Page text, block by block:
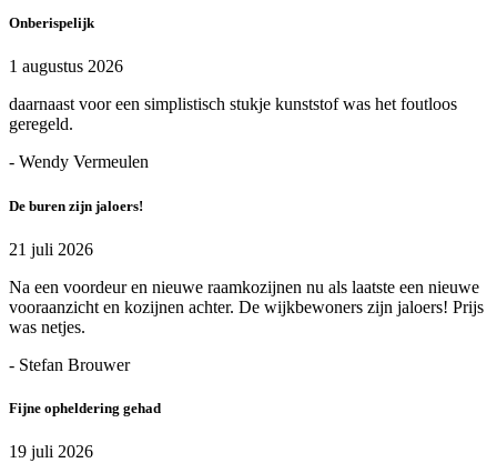
Onberispelijk
1 augustus 2026
daarnaast voor een simplistisch stukje kunststof was het foutloos
geregeld.
- Wendy Vermeulen
De buren zijn jaloers!
21 juli 2026
Na een voordeur en nieuwe raamkozijnen nu als laatste een nieuwe
vooraanzicht en kozijnen achter. De wijkbewoners zijn jaloers! Prijs
was netjes.
- Stefan Brouwer
Fijne opheldering gehad
19 juli 2026